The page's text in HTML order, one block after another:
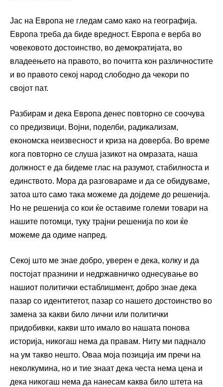
Јас на Европа не гледам само како на географија.
Европа треба да биде вредност. Европа е верба во
човековото достоинство, во демократијата, во
владеењето на правото, во почитта кон различностите
и во правото секој народ слободно да чекори по
својот пат.
Разбирам и дека Европа денес повторно се соочува
со предизвици. Војни, поделби, радикализам,
економска неизвесност и криза на доверба. Во време
кога повторно се слуша јазикот на омразата, наша
должност е да бидеме глас на разумот, стабилноста и
единството. Мора да разговараме и да се обидуваме,
затоа што само така можеме да дојдеме до решенија.
Но не решенија со кои ќе оставиме големи товари на
нашите потомци, туку трајни решенија по кои ќе
можеме да одиме напред.
Секој што ме знае добро, уверен е дека, колку и да
постојат празнини и недржавничко однесување во
нашиот политички естаблишмент, добро знае дека
пазар со идентитетот, пазар со нашето достоинство во
замена за какви било лични или политички
придобивки, какви што имало во нашата понова
историја, никогаш нема да правам. Ниту ми паднало
на ум такво нешто. Оваа моја позиција им пречи на
неколкумина, но и тие знаат дека честа нема цена и
дека никогаш нема да нанесам каква било штета на